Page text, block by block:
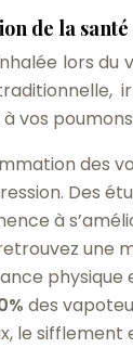
de la
lors du
vos
des
Des
à
une
physique
des
le